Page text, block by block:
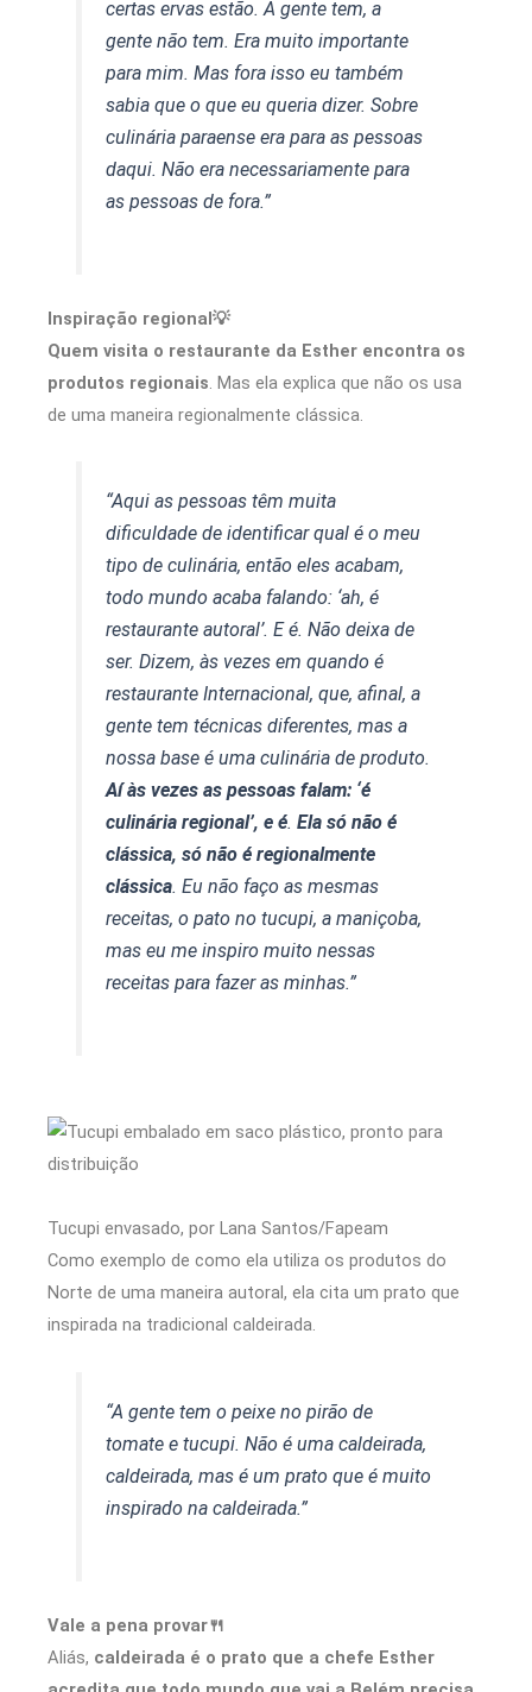
certas ervas estão. A gente tem, a
gente não tem. Era muito importante
para mim. Mas fora isso eu também
sabia que o que eu queria dizer. Sobre
culinária paraense era para as pessoas
daqui. Não era necessariamente para
as pessoas de fora.”
Inspiração regional💡
Quem visita o restaurante da Esther encontra os
produtos regionais. Mas ela explica que não os usa
de uma maneira regionalmente clássica.
“Aqui as pessoas têm muita
dificuldade de identificar qual é o meu
tipo de culinária, então eles acabam,
todo mundo acaba falando: ‘ah, é
restaurante autoral’. E é. Não deixa de
ser. Dizem, às vezes em quando é
restaurante Internacional, que, afinal, a
gente tem técnicas diferentes, mas a
nossa base é uma culinária de produto.
Aí às vezes as pessoas falam: ‘é
culinária regional’, e é.Ela só não é
clássica, só não é regionalmente
clássica. Eu não faço as mesmas
receitas, o pato no tucupi, a maniçoba,
mas eu me inspiro muito nessas
receitas para fazer as minhas.”
Tucupi envasado, por Lana Santos/Fapeam
Como exemplo de como ela utiliza os produtos do
Norte de uma maneira autoral, ela cita um prato que
inspirada na tradicional caldeirada.
“A gente tem o peixe no pirão de
tomate e tucupi. Não é uma caldeirada,
caldeirada, mas é um prato que é muito
inspirado na caldeirada.”
Vale a pena provar🍴
Aliás, caldeirada é o prato que a chefe Esther